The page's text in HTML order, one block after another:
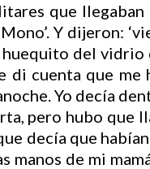
que
Y dijeron:
del vidrio
di cuenta que me
Yo decía
pero hubo que
decía que habían
manos de mi